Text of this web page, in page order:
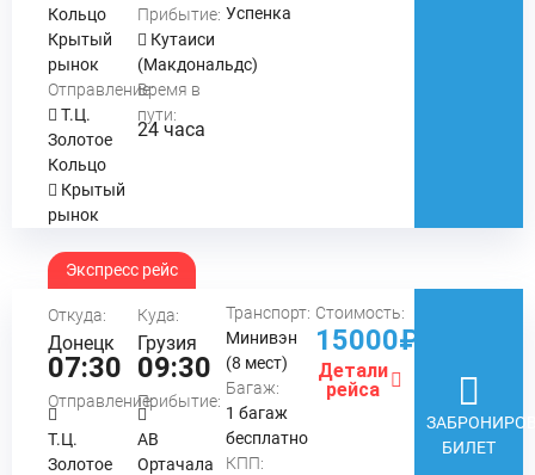
Кольцо
Крытый
рынок
Отправление:
Т.Ц.
Золотое
Кольцо
Крытый
рынок
Прибытие:
Кутаиси
(Макдональдс)
Время в
пути:
24 часа
Успенка
Экспресс рейс
Откуда:
Донецк
07:30
Отправление:
Т.Ц.
Золотое
Куда:
Грузия
09:30
Прибытие:
АВ
Ортачала
Транспорт:
Минивэн
(8 мест)
Багаж:
1 багаж
бесплатно
КПП:
Стоимость:
15000₽
Детали
рейса
БИЛЕТ